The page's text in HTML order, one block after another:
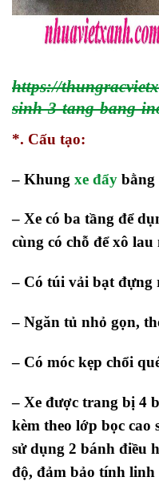
https://
sinh-3-tang-bang-
*. Cấu tạo:
– Khung xe đẩy bằng
– Xe có ba tầng để
cùng có chỗ để xô lau
– Có túi vải bạt đựng
– Ngăn tủ nhỏ gọn,
– Có móc kẹp chổi
– Xe được trang bị 4
kèm theo lớp bọc
sử dụng 2 bánh điều
độ, đảm bảo tính